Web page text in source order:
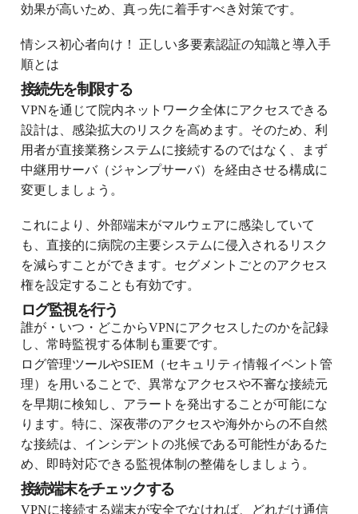
効果が高いため、真っ先に着手すべき対策です。
情シス初心者向け！ 正しい多要素認証の知識と導入手
順とは
接続先を制限する
VPNを通じて院内ネットワーク全体にアクセスできる
設計は、感染拡大のリスクを高めます。そのため、利
用者が直接業務システムに接続するのではなく、まず
中継用サーバ（ジャンプサーバ）を経由させる構成に
変更しましょう。
これにより、外部端末がマルウェアに感染していて
も、直接的に病院の主要システムに侵入されるリスク
を減らすことができます。セグメントごとのアクセス
権を設定することも有効です。
ログ監視を行う
誰が・いつ・どこからVPNにアクセスしたのかを記録
し、常時監視する体制も重要です。
ログ管理ツールやSIEM（セキュリティ情報イベント管
理）を用いることで、異常なアクセスや不審な接続元
を早期に検知し、アラートを発出することが可能にな
ります。特に、深夜帯のアクセスや海外からの不自然
な接続は、インシデントの兆候である可能性があるた
め、即時対応できる監視体制の整備をしましょう。
接続端末をチェックする
VPNに接続する端末が安全でなければ、どれだけ通信